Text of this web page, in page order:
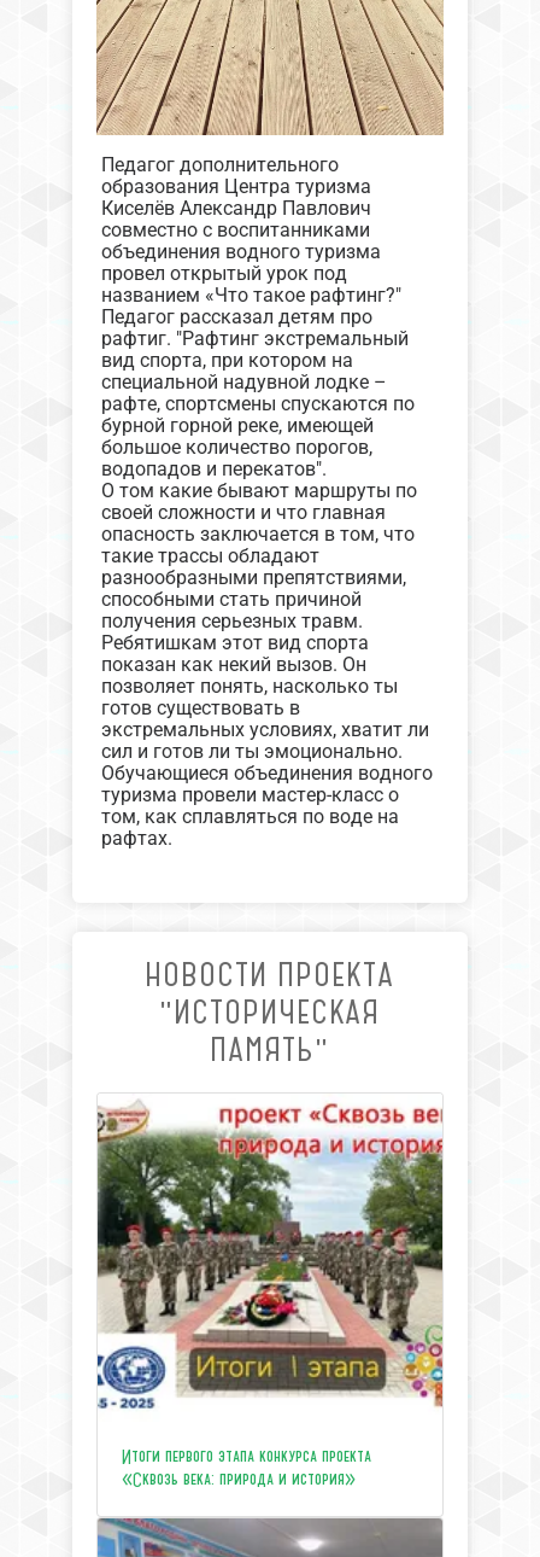
Педагог дополнительного
образования Центра туризма
Киселёв Александр Павлович
совместно с воспитанниками
объединения водного туризма
провел открытый урок под
названием «Что такое рафтинг?"
Педагог рассказал детям про
рафтиг. "Рафтинг экстремальный
вид спорта, при котором на
специальной надувной лодке –
рафте, спортсмены спускаются по
бурной горной реке, имеющей
большое количество порогов,
водопадов и перекатов".
О том какие бывают маршруты по
своей сложности и что главная
опасность заключается в том, что
такие трассы обладают
разнообразными препятствиями,
способными стать причиной
получения серьезных травм.
Ребятишкам этот вид спорта
показан как некий вызов. Он
позволяет понять, насколько ты
готов существовать в
экстремальных условиях, хватит ли
сил и готов ли ты эмоционально.
Обучающиеся объединения водного
туризма провели мастер-класс о
том, как сплавляться по воде на
рафтах.
НОВОСТИ ПРОЕКТА
"ИСТОРИЧЕСКАЯ
ПАМЯТЬ"
Итоги первого этапа конкурса проекта
«Сквозь века: природа и история»